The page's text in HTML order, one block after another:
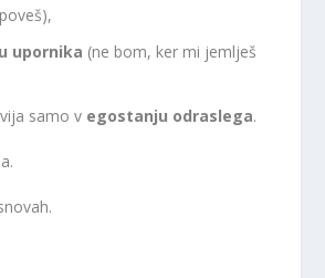
upornika (ne bom, ker mi jemlješ
samo v egostanju odraslega.